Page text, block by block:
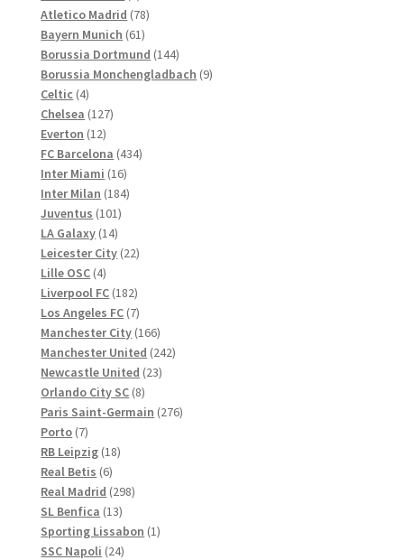
Produkte
Atletico Madrid 7878
Bayern Munich 6161
Produkte
Borussia Dortmund 144144
Produkte
Borussia Monchengladbach 99
Celtic 44
Produkte
Chelsea 127127
Everton 1212
Produkte
FC Barcelona 434434
Inter Miami 1616
Produkte
Inter Milan 184184
Juventus 101101
LA Galaxy 1414
Produkte
Leicester City 2222
Lille OSC 44
Produkte
Liverpool FC 182182
Produkte
Los Angeles FC 77
Produkte
Manchester City 166166
Produkte
Manchester United 242242
Newcastle United 2323
Orlando City SC 88
Produkte
Paris Saint-Germain 276276
Porto 77
Produkte
RB Leipzig 1818
Real Betis 66
Produkte
Real Madrid 298298
SL Benfica 1313
Produkte
Sporting Lissabon 11
SSC Napoli 2424